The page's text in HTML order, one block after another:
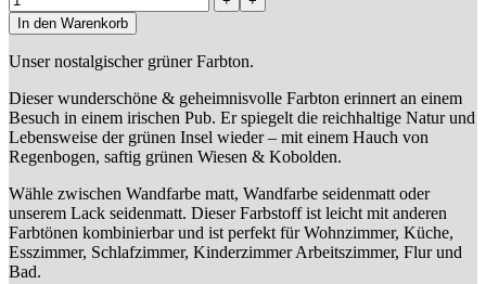
In den Warenkorb
Unser nostalgischer grüner Farbton.
Dieser wunderschöne & geheimnisvolle Farbton erinnert an einem
Besuch in einem irischen Pub. Er spiegelt die reichhaltige Natur und
Lebensweise der grünen Insel wieder – mit einem Hauch von
Regenbogen, saftig grünen Wiesen & Kobolden.
Wähle zwischen Wandfarbe matt, Wandfarbe seidenmatt oder
unserem Lack seidenmatt. Dieser Farbstoff ist leicht mit anderen
Farbtönen kombinierbar und ist perfekt für Wohnzimmer, Küche,
Esszimmer, Schlafzimmer, Kinderzimmer Arbeitszimmer, Flur und
Bad.